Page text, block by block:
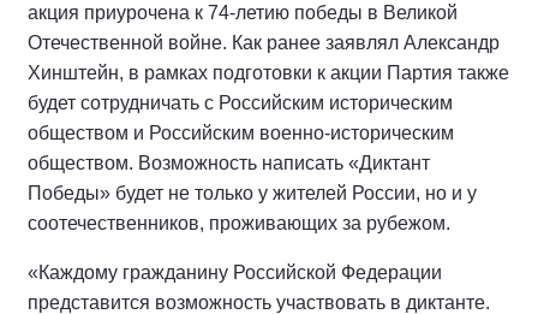
акция приурочена к 74-летию победы в Великой
Отечественной войне. Как ранее заявлял Александр
Хинштейн, в рамках подготовки к акции Партия также
будет сотрудничать с Российским историческим
обществом и Российским военно-историческим
обществом. Возможность написать «Диктант
Победы» будет не только у жителей России, но и у
соотечественников, проживающих за рубежом.
«Каждому гражданину Российской Федерации
представится возможность участвовать в диктанте.